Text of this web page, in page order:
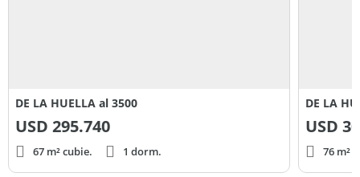
DE LA HUELLA al 3500
USD 295.740
67 m² cubie. 1 dorm.
DE LA
USD
76 m²